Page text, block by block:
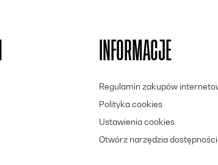
INFORMACJE
Regulamin zakupów
Polityka cookies
Ustawienia cookies
Otwórz narzędzia dostępności